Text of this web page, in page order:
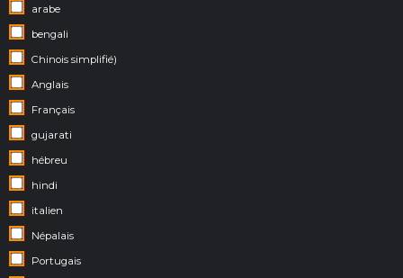
arabe
bengali
Chinois simplifié)
Anglais
Français
gujarati
hébreu
hindi
italien
Népalais
Portugais